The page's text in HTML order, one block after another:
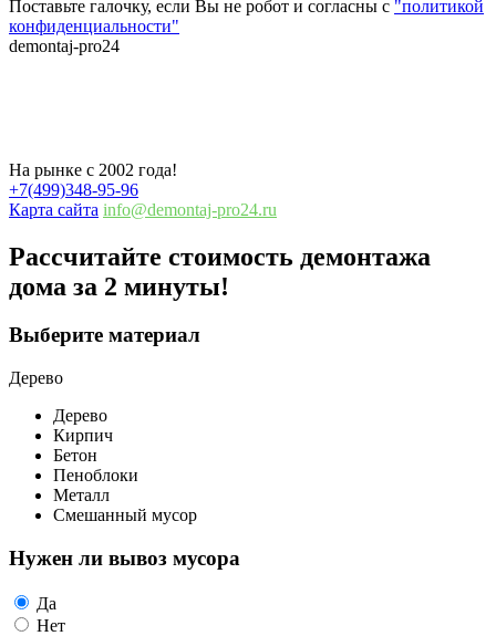
Поставьте галочку, если Вы не робот и согласны с "политикой
конфиденциальности"
demontaj-pro24
На рынке с 2002 года!
+7(499)348-95-96
Карта сайта info@demontaj-pro24.ru
Рассчитайте стоимость демонтажа
дома за 2 минуты!
Выберите материал
Дерево
Дерево
Кирпич
Бетон
Пеноблоки
Металл
Смешанный мусор
Нужен ли вывоз мусора
Да
Нет